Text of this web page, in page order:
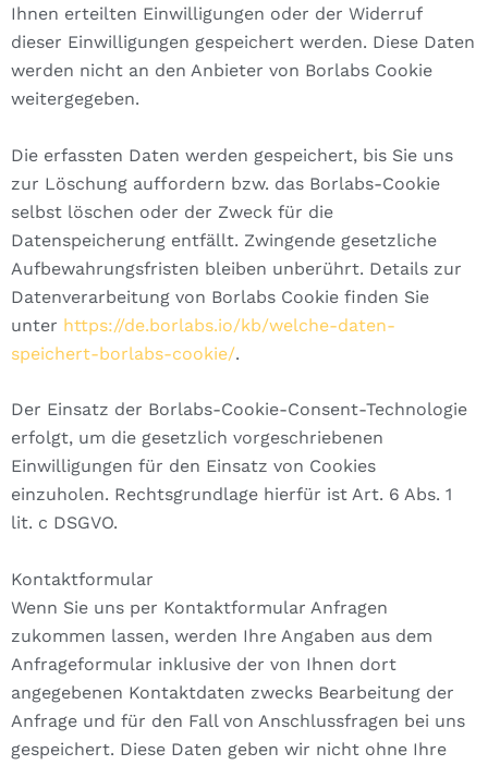
Ihnen erteilten Einwilligungen oder der Widerruf
dieser Einwilligungen gespeichert werden. Diese Daten
werden nicht an den Anbieter von Borlabs Cookie
weitergegeben.
Die erfassten Daten werden gespeichert, bis Sie uns
zur Löschung auffordern bzw. das Borlabs-Cookie
selbst löschen oder der Zweck für die
Datenspeicherung entfällt. Zwingende gesetzliche
Aufbewahrungsfristen bleiben unberührt. Details zur
Datenverarbeitung von Borlabs Cookie finden Sie
unter https://de.borlabs.io/kb/welche-daten-
speichert-borlabs-cookie/.
Der Einsatz der Borlabs-Cookie-Consent-Technologie
erfolgt, um die gesetzlich vorgeschriebenen
Einwilligungen für den Einsatz von Cookies
einzuholen. Rechtsgrundlage hierfür ist Art. 6 Abs. 1
lit. c DSGVO.
Kontaktformular
Wenn Sie uns per Kontaktformular Anfragen
zukommen lassen, werden Ihre Angaben aus dem
Anfrageformular inklusive der von Ihnen dort
angegebenen Kontaktdaten zwecks Bearbeitung der
Anfrage und für den Fall von Anschlussfragen bei uns
gespeichert. Diese Daten geben wir nicht ohne Ihre